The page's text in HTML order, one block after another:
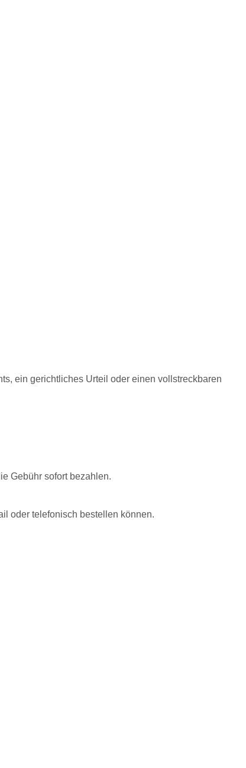
ein gerichtliches Urteil oder einen vollstreckbaren
Gebühr sofort bezahlen.
oder telefonisch bestellen können.